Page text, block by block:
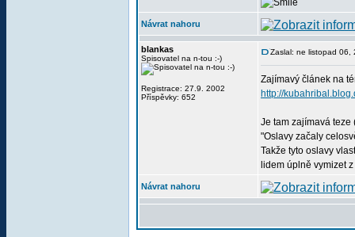
Návrat nahoru
blankas
Spisovatel na n-tou :-)
Registrace: 27.9. 2002
Příspěvky: 652
Zaslal: ne listopad 06,
Zajímavý článek na
http://
Je tam zajímavá teze
"Oslavy začaly
Takže tyto oslavy
lidem úplně vymizet
Návrat nahoru